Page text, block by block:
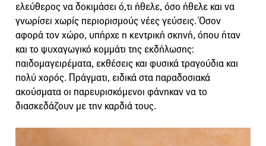
ελεύθερος να δοκιμάσει ό,τι ήθελε, όσο ήθελε και να
γνωρίσει χωρίς περιορισμούς νέες γεύσεις. Όσον
αφορά τον χώρο, υπήρχε η κεντρική σκηνή, όπου ήταν
και το ψυχαγωγικό κομμάτι της εκδήλωσης:
παιδομαγειρέματα, εκθέσεις και φυσικά τραγούδια και
πολύ χορός. Πράγματι, ειδικά στα παραδοσιακά
ακούσματα οι παρευρισκόμενοι φάνηκαν να το
διασκεδάζουν με την καρδιά τους.